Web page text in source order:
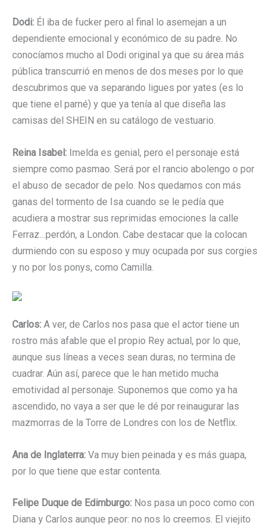
Dodi: Él iba de fucker pero al final lo asemejan a un
dependiente emocional y económico de su padre. No
conocíamos mucho al Dodi original ya que su área más
pública transcurrió en menos de dos meses por lo que
descubrimos que va separando ligues por yates (es lo
que tiene el parné) y que ya tenía al que diseña las
camisas del SHEIN en su catálogo de vestuario.
Reina Isabel: Imelda es genial, pero el personaje está
siempre como pasmao. Será por el rancio abolengo o por
el abuso de secador de pelo. Nos quedamos con más
ganas del tormento de Isa cuando se le pedía que
acudiera a mostrar sus reprimidas emociones la calle
Ferraz…perdón, a London. Cabe destacar que la colocan
durmiendo con su esposo y muy ocupada por sus corgies
y no por los ponys, como Camilla.
Carlos: A ver, de Carlos nos pasa que el actor tiene un
rostro más afable que el propio Rey actual, por lo que,
aunque sus líneas a veces sean duras, no termina de
cuadrar. Aún así, parece que le han metido mucha
emotividad al personaje. Suponemos que como ya ha
ascendido, no vaya a ser que le dé por reinaugurar las
mazmorras de la Torre de Londres con los de Netflix.
Ana de Inglaterra: Va muy bien peinada y es más guapa,
por lo que tiene que estar contenta.
Felipe Duque de Edimburgo: Nos pasa un poco como con
Diana y Carlos aunque peor: no nos lo creemos. El viejito